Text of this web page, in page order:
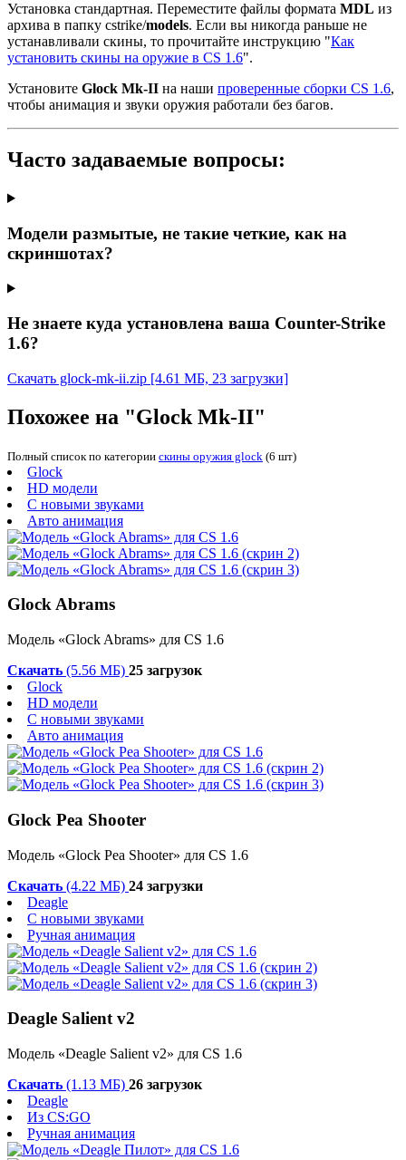
Установка стандартная. Переместите файлы формата MDL из
архива в папку cstrike/models. Если вы никогда раньше не
устанавливали скины, то прочитайте инструкцию "Как
установить скины на оружие в CS 1.6".
Установите Glock Mk-II на наши проверенные сборки CS 1.6,
чтобы анимация и звуки оружия работали без багов.
Часто задаваемые вопросы:
Модели размытые, не такие четкие, как на
скриншотах?
Не знаете куда установлена ваша Counter-Strike
1.6?
Скачать glock-mk-ii.zip [4.61 МБ, 23 загрузки]
Похожее на "Glock Mk-II"
Полный список по категории скины оружия glock (6 шт)
Glock
HD модели
С новыми звуками
Авто анимация
Glock Abrams
Модель «Glock Abrams» для CS 1.6
Скачать (5.56 МБ) 25 загрузок
Glock
HD модели
С новыми звуками
Авто анимация
Glock Pea Shooter
Модель «Glock Pea Shooter» для CS 1.6
Скачать (4.22 МБ) 24 загрузки
Deagle
С новыми звуками
Ручная анимация
Deagle Salient v2
Модель «Deagle Salient v2» для CS 1.6
Скачать (1.13 МБ) 26 загрузок
Deagle
Из CS:GO
Ручная анимация